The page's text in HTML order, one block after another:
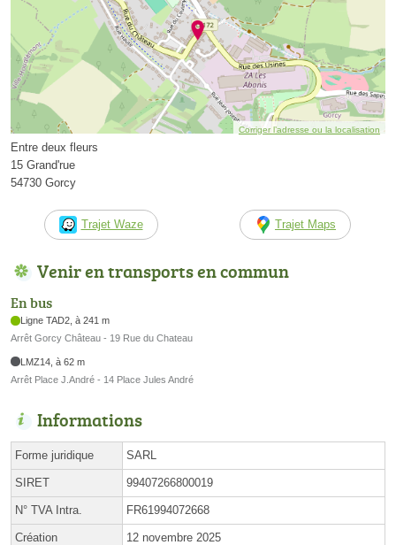
Corriger l’adresse ou la localisation
Entre deux fleurs
15 Grand'rue
54730 Gorcy
Trajet Waze Trajet Maps
Venir en transports en commun
En bus
Ligne TAD2, à 241 m
Arrêt Gorcy Château - 19 Rue du Chateau
LMZ14, à 62 m
Arrêt Place J.André - 14 Place Jules André
Informations
Forme juridique SARL
SIRET 99407266800019
N° TVA Intra. FR61994072668
Création 12 novembre 2025